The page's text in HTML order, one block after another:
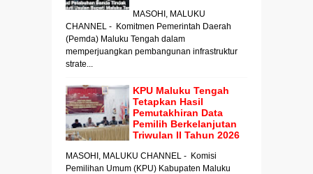
MASOHI, MALUKU
CHANNEL - Komitmen Pemerintah Daerah
(Pemda) Maluku Tengah dalam
memperjuangkan pembangunan infrastruktur
strate...
KPU Maluku Tengah
Tetapkan Hasil
Pemutakhiran Data
Pemilih Berkelanjutan
Triwulan II Tahun 2026
MASOHI, MALUKU CHANNEL - Komisi
Pemilihan Umum (KPU) Kabupaten Maluku